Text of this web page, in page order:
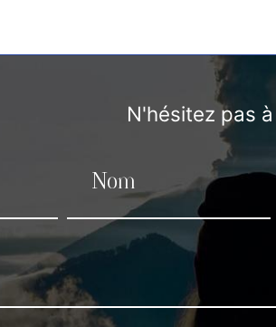
N'hésitez pas